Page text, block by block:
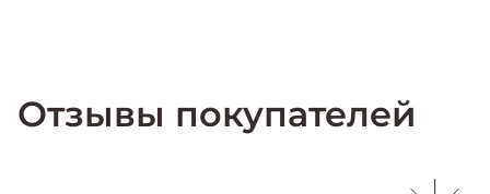
Отзывы покупателей